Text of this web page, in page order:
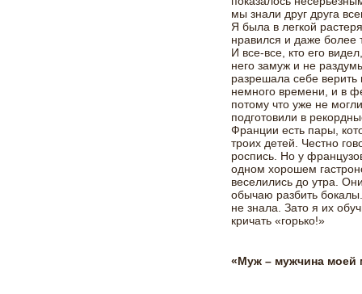
мы знали друг друга
Я была в легкой
нравился и даже более
И все-все, кто его
него замуж и не
разрешала себе
немного времени, и в
потому что уже не
подготовили в
Франции есть пары,
троих детей. Честно
роспись. Но у
одном хорошем
веселились до утра.
обычаю разбить
не знала. Зато я их
кричать «горько!»
«Муж – мужчина моей